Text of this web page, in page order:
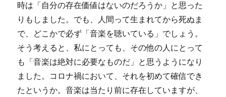
時は「自分の存在価値はないのだろうか」と思った
りもしました。でも、人間って生まれてから死ぬま
で、どこかで必ず「音楽を聴いている」でしょう。
そう考えると、私にとっても、その他の人にとって
も「音楽は絶対に必要なものだ」と思うようになり
ました。コロナ禍において、それを初めて確信でき
たというか。音楽は当たり前に存在していますが、